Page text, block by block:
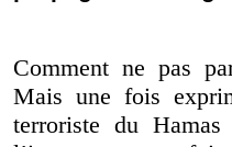
Comment ne pas
Mais une fois
terroriste du